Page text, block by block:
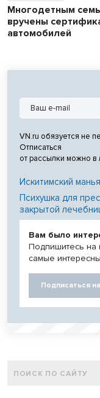
Многодетным
вручены
автомобилей
VN.ru обязуется не
Отписаться
от рассылки можно
Искитимский
Психушка для
закрытой
Вам было
Подпишитесь на
самые
Подписаться